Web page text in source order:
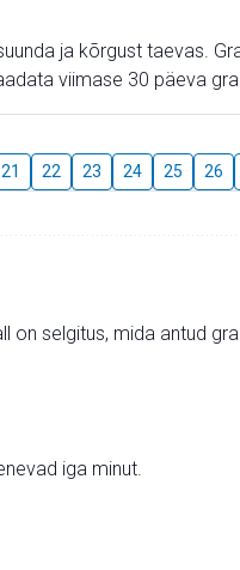
ja kõrgust taevas.
viimase 30 päeva
21 22 23 24 25 26
on selgitus, mida antud
iga minut.